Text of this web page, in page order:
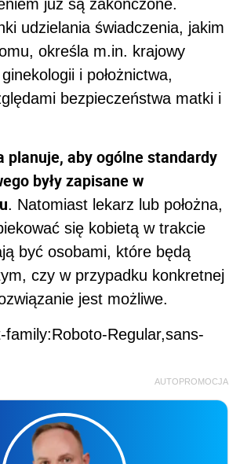
już są zakończone.
udzielania świadczenia, jakim
określa m.in. krajowy
i położnictwa,
bezpieczeństwa matki i
planuje, aby ogólne standardy
były zapisane w
. Natomiast lekarz lub położna,
się kobietą w trakcie
być osobami, które będą
czy w przypadku konkretnej
jest możliwe.
Regular,sans-
AUTOPROMOCJA